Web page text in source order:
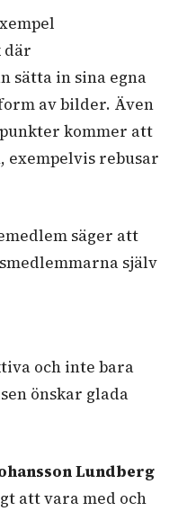
där
sätta in sina egna
av bilder. Även
kommer att
exempelvis rebusar
säger att
själv
och inte bara
önskar glada
Lundberg
att vara med och